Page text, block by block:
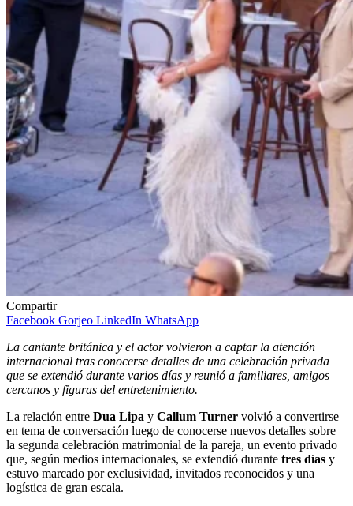
Compartir
Facebook Gorjeo LinkedIn WhatsApp
La cantante británica y el actor volvieron a captar la atención
internacional tras conocerse detalles de una celebración privada
que se extendió durante varios días y reunió a familiares, amigos
cercanos y figuras del entretenimiento.
La relación entre Dua Lipa y Callum Turner volvió a convertirse
en tema de conversación luego de conocerse nuevos detalles sobre
la segunda celebración matrimonial de la pareja, un evento privado
que, según medios internacionales, se extendió durante tres días y
estuvo marcado por exclusividad, invitados reconocidos y una
logística de gran escala.